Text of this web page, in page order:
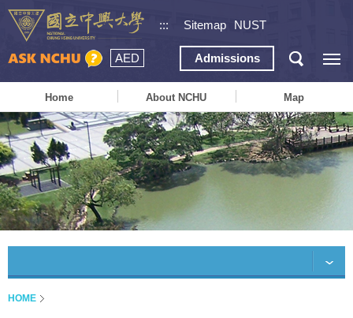
::: Sitemap NUST
AED Admissions
Home About NCHU Map
HOME